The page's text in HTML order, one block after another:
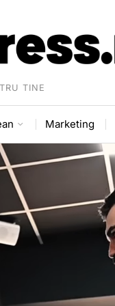
TINE
Marketing